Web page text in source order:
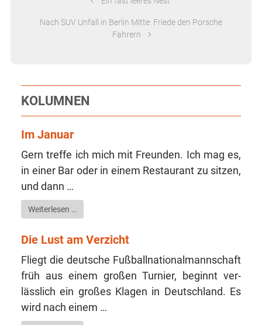
Nach SUV Unfall in Berlin Mitte: Friede den Porsche
Fahrern
KOLUMNEN
Im Januar
Gern tref­fe ich mich mit Freun­den. Ich mag es,
in einer Bar oder in einem Restau­rant zu sit­zen,
und dann …
Wei­ter­le­sen …
Die Lust am Verzicht
Fliegt die deut­sche Fuß­ball­na­tio­nal­mann­schaft
früh aus ei­nem gro­ßen Tur­nier, beginnt ver­
lässlich ein gro­ßes Kla­gen in Deutsch­land. Es
wird nach einem …